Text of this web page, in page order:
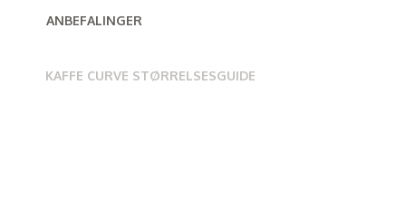
ANBEFALINGER
KAFFE CURVE STØRRELSESGUIDE